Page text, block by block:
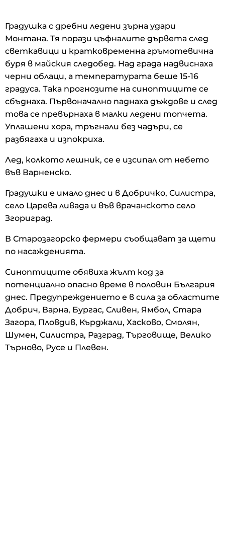
Градушка с дребни ледени зърна удари
Монтана. Тя порази цъфналите дървета след
светкавици и кратковременна гръмотевична
буря в майския следобед. Над града надвиснаха
черни облаци, а температурата беше 15-16
градуса. Така прогнозите на синоптиците се
сбъднаха. Първоначално паднаха дъждове и след
това се превърнаха в малки ледени топчета.
Уплашени хора, тръгнали без чадъри, се
разбягаха и изпокриха.
Лед, колкото лешник, се е изсипал от небето
във Варненско.
Градушки е имало днес и в Добричко, Силистра,
село Царева ливада и във врачанското село
Згориград.
В Старозагорско фермери съобщават за щети
по насажденията.
Синоптиците обявиха жълт код за
потенциално опасно време в половин България
днес. Предупреждението е в сила за областите
Добрич, Варна, Бургас, Сливен, Ямбол, Стара
Загора, Пловдив, Кърджали, Хасково, Смолян,
Шумен, Силистра, Разград, Търговище, Велико
Търново, Русе и Плевен.